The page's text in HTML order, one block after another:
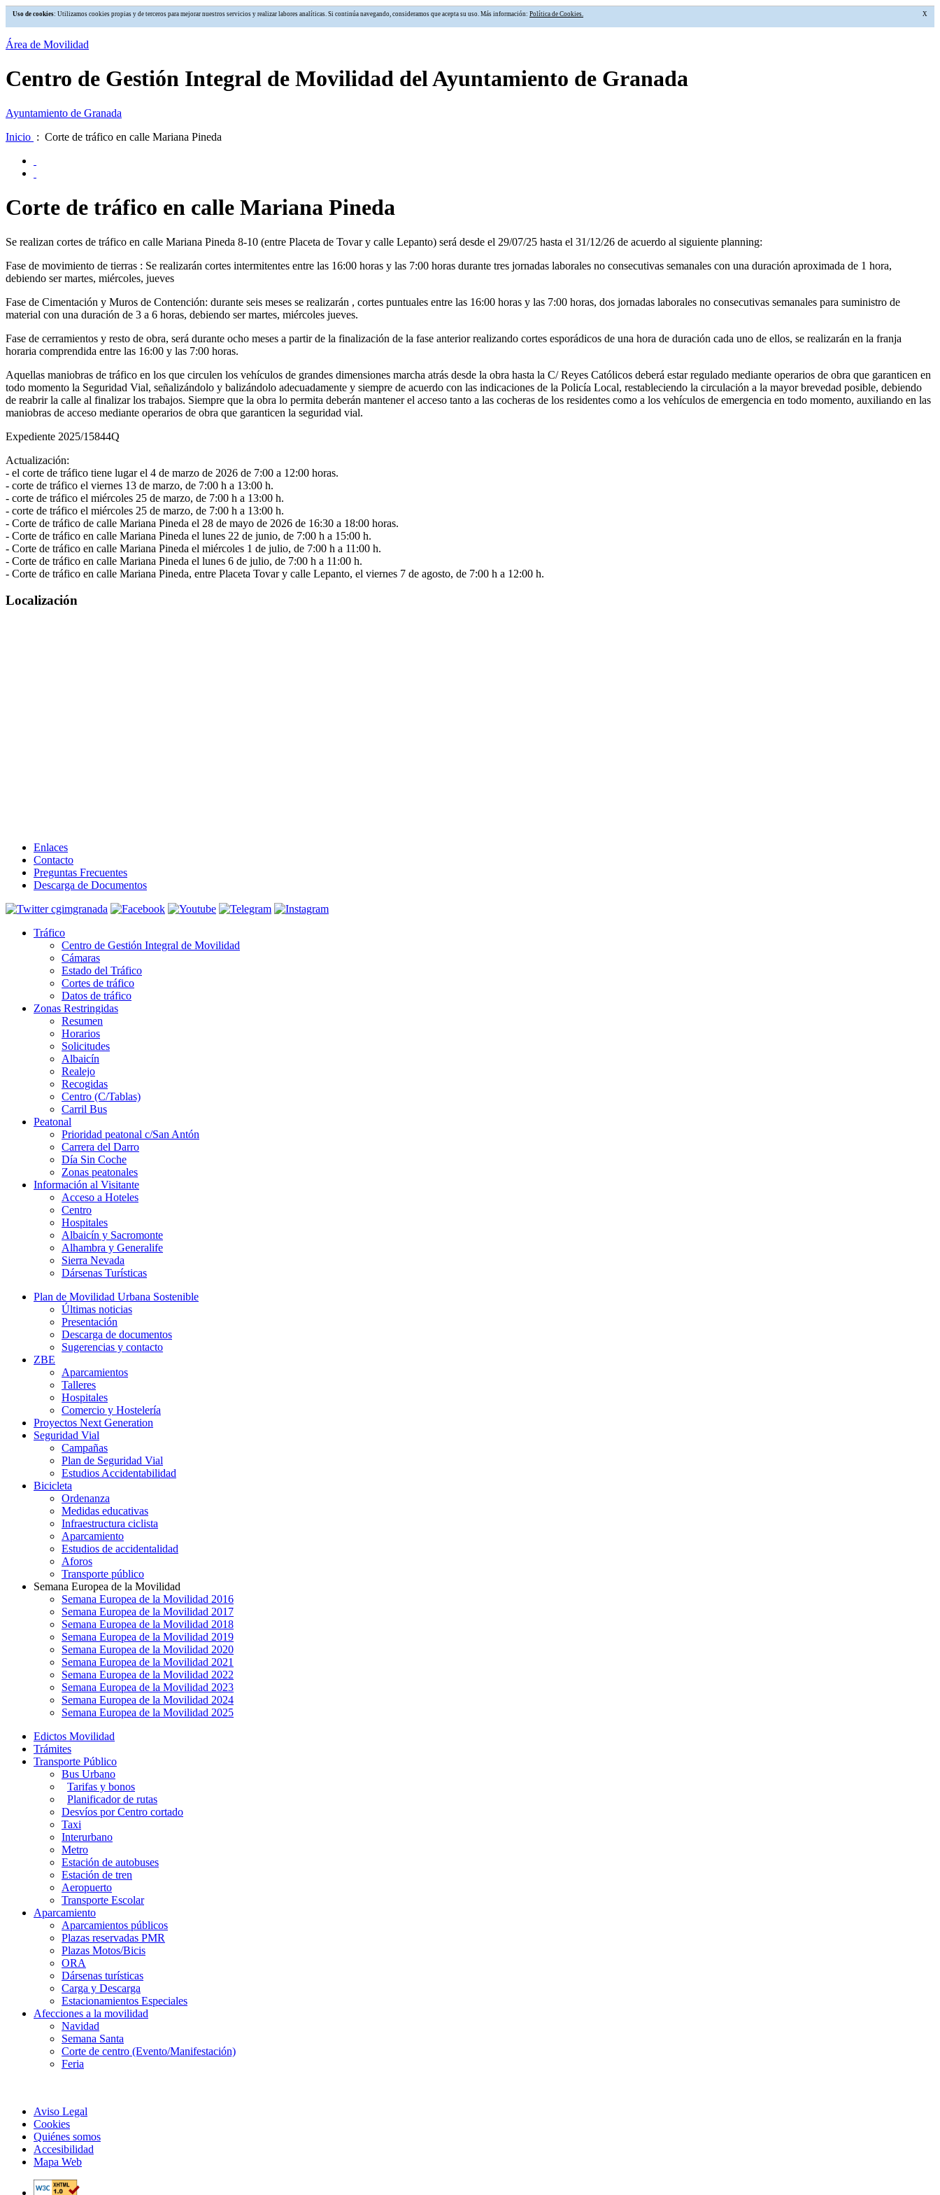
Uso de cookies: Utilizamos cookies propias y de terceros para mejorar nuestros servicios y realizar labores analíticas. Si continúa navegando, consideramos que acepta su uso. Más información: Política de Cookies. X
Área de Movilidad
Centro de Gestión Integral de Movilidad del Ayuntamiento de Granada
Ayuntamiento de Granada
Inicio : Corte de tráfico en calle Mariana Pineda
Corte de tráfico en calle Mariana Pineda
Se realizan cortes de tráfico en calle Mariana Pineda 8-10 (entre Placeta de Tovar y calle Lepanto) será desde el 29/07/25 hasta el 31/12/26 de acuerdo al siguiente planning:
Fase de movimiento de tierras : Se realizarán cortes intermitentes entre las 16:00 horas y las 7:00 horas durante tres jornadas laborales no consecutivas semanales con una duración aproximada de 1 hora,
debiendo ser martes, miércoles, jueves
Fase de Cimentación y Muros de Contención: durante seis meses se realizarán , cortes puntuales entre las 16:00 horas y las 7:00 horas, dos jornadas laborales no consecutivas semanales para suministro de
material con una duración de 3 a 6 horas, debiendo ser martes, miércoles jueves.
Fase de cerramientos y resto de obra, será durante ocho meses a partir de la finalización de la fase anterior realizando cortes esporádicos de una hora de duración cada uno de ellos, se realizarán en la franja
horaria comprendida entre las 16:00 y las 7:00 horas.
Aquellas maniobras de tráfico en los que circulen los vehículos de grandes dimensiones marcha atrás desde la obra hasta la C/ Reyes Católicos deberá estar regulado mediante operarios de obra que garanticen en
todo momento la Seguridad Vial, señalizándolo y balizándolo adecuadamente y siempre de acuerdo con las indicaciones de la Policía Local, restableciendo la circulación a la mayor brevedad posible, debiendo
de reabrir la calle al finalizar los trabajos. Siempre que la obra lo permita deberán mantener el acceso tanto a las cocheras de los residentes como a los vehículos de emergencia en todo momento, auxiliando en las
maniobras de acceso mediante operarios de obra que garanticen la seguridad vial.
Expediente 2025/15844Q
Actualización:
- el corte de tráfico tiene lugar el 4 de marzo de 2026 de 7:00 a 12:00 horas.
- corte de tráfico el viernes 13 de marzo, de 7:00 h a 13:00 h.
- corte de tráfico el miércoles 25 de marzo, de 7:00 h a 13:00 h.
- corte de tráfico el miércoles 25 de marzo, de 7:00 h a 13:00 h.
- Corte de tráfico de calle Mariana Pineda el 28 de mayo de 2026 de 16:30 a 18:00 horas.
- Corte de tráfico en calle Mariana Pineda el lunes 22 de junio, de 7:00 h a 15:00 h.
- Corte de tráfico en calle Mariana Pineda el miércoles 1 de julio, de 7:00 h a 11:00 h.
- Corte de tráfico en calle Mariana Pineda el lunes 6 de julio, de 7:00 h a 11:00 h.
- Corte de tráfico en calle Mariana Pineda, entre Placeta Tovar y calle Lepanto, el viernes 7 de agosto, de 7:00 h a 12:00 h.
Localización
Enlaces
Contacto
Preguntas Frecuentes
Descarga de Documentos
Tráfico
Centro de Gestión Integral de Movilidad
Cámaras
Estado del Tráfico
Cortes de tráfico
Datos de tráfico
Zonas Restringidas
Resumen
Horarios
Solicitudes
Albaicín
Realejo
Recogidas
Centro (C/Tablas)
Carril Bus
Peatonal
Prioridad peatonal c/San Antón
Carrera del Darro
Día Sin Coche
Zonas peatonales
Información al Visitante
Acceso a Hoteles
Centro
Hospitales
Albaicín y Sacromonte
Alhambra y Generalife
Sierra Nevada
Dársenas Turísticas
Plan de Movilidad Urbana Sostenible
Últimas noticias
Presentación
Descarga de documentos
Sugerencias y contacto
ZBE
Aparcamientos
Talleres
Hospitales
Comercio y Hostelería
Proyectos Next Generation
Seguridad Vial
Campañas
Plan de Seguridad Vial
Estudios Accidentabilidad
Bicicleta
Ordenanza
Medidas educativas
Infraestructura ciclista
Aparcamiento
Estudios de accidentalidad
Aforos
Transporte público
Semana Europea de la Movilidad
Semana Europea de la Movilidad 2016
Semana Europea de la Movilidad 2017
Semana Europea de la Movilidad 2018
Semana Europea de la Movilidad 2019
Semana Europea de la Movilidad 2020
Semana Europea de la Movilidad 2021
Semana Europea de la Movilidad 2022
Semana Europea de la Movilidad 2023
Semana Europea de la Movilidad 2024
Semana Europea de la Movilidad 2025
Edictos Movilidad
Trámites
Transporte Público
Bus Urbano
Tarifas y bonos
Planificador de rutas
Desvíos por Centro cortado
Taxi
Interurbano
Metro
Estación de autobuses
Estación de tren
Aeropuerto
Transporte Escolar
Aparcamiento
Aparcamientos públicos
Plazas reservadas PMR
Plazas Motos/Bicis
ORA
Dársenas turísticas
Carga y Descarga
Estacionamientos Especiales
Afecciones a la movilidad
Navidad
Semana Santa
Corte de centro (Evento/Manifestación)
Feria
Aviso Legal
Cookies
Quiénes somos
Accesibilidad
Mapa Web